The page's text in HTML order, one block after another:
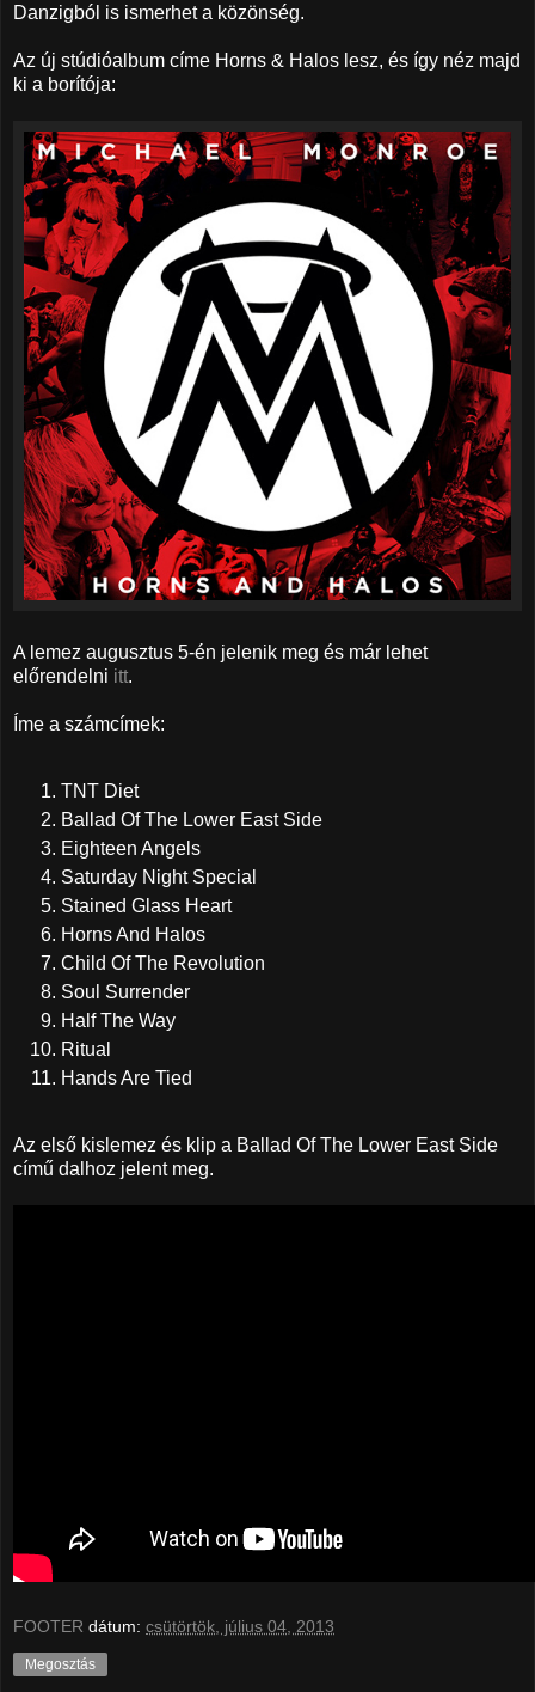
Danzigból is ismerhet a közönség.
Az új stúdióalbum címe Horns & Halos lesz, és így néz majd
ki a borítója:
A lemez augusztus 5-én jelenik meg és már lehet
előrendelni itt.
Íme a számcímek:
TNT Diet
Ballad Of The Lower East Side
Eighteen Angels
Saturday Night Special
Stained Glass Heart
Horns And Halos
Child Of The Revolution
Soul Surrender
Half The Way
Ritual
Hands Are Tied
Az első kislemez és klip a Ballad Of The Lower East Side
című dalhoz jelent meg.
FOOTER dátum: csütörtök, július 04, 2013
Megosztás